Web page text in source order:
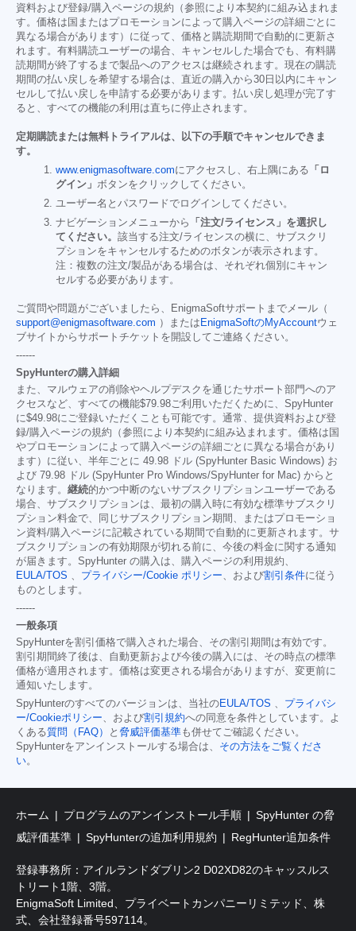
資料および登録/購入ページの規約（参照により本契約に組み込まれま
す。価格は国またはプロモーションによって購入ページの詳細ごとに
異なる場合があります）に従って、価格と購読期間で自動的に更新さ
れます。有料購読ユーザーの場合、キャンセルした場合でも、有料購
読期間が終了するまで製品へのアクセスは継続されます。現在の購読
期間の払い戻しを希望する場合は、直近の購入から30日以内にキャン
セルして払い戻しを申請する必要があります。払い戻し処理が完了す
ると、すべての機能の利用は直ちに停止されます。
定期購読または無料トライアルは、以下の手順でキャンセルできま
す。
www.enigmasoftware.comにアクセスし、右上隅にある 「ロ
グイン」 ボタンをクリックしてください。
ユーザー名とパスワードでログインしてください。
ナビゲーションメニューから
「注文/ライセンス」を選択し
てください。 該当する注文/ライセンスの横に、サブスクリ
プションをキャンセルするためのボタンが表示されます。
注：複数の注文/製品がある場合は、それぞれ個別にキャン
セルする必要があります。
ご質問や問題がございましたら、EnigmaSoftサポートまでメール（
support@enigmasoftware.com ）または EnigmaSoftのMyAccountウェ
ブサイトからサポートチケットを開設してご連絡ください。
------
SpyHunterの購入詳細
また、マルウェアの削除やヘルプデスクを通じたサポート部門へのア
クセスなど、すべての機能$79.98ご利用いただくために、SpyHunter
に$49.98にご登録いただくことも可能です。通常、提供資料および登
録/購入ページの規約（参照により本契約に組み込まれます。価格は国
やプロモーションによって購入ページの詳細ごとに異なる場合があり
ます）に従い、半年ごとに 49.98 ドル (SpyHunter Basic Windows) お
よび 79.98 ドル (SpyHunter Pro Windows/SpyHunter for Mac) からと
なります。 継続的かつ中断のないサブスクリプションユーザーである
場合、サブスクリプションは、最初の購入時に有効な標準サブスクリ
プション料金で、同じサブスクリプション期間、またはプロモーショ
ン資料/購入ページに記載されている期間で自動的に更新されます。サ
ブスクリプションの有効期限が切れる前に、今後の料金に関する通知
が届きます。SpyHunter の購入は、購入ページの利用規約、
EULA/TOS 、 プライバシー/Cookie ポリシー、および割引条件に従う
ものとします。
------
一般条項
SpyHunterを割引価格で購入された場合、その割引期間は有効です。
割引期間終了後は、自動更新および今後の購入には、その時点の標準
価格が適用されます。価格は変更される場合がありますが、変更前に
通知いたします。
SpyHunterのすべてのバージョンは、当社のEULA/TOS 、 プライバシ
ー/Cookieポリシー、および割引規約への同意を条件としています。よ
くある質問（FAQ） と 脅威評価基準も併せてご確認ください。
SpyHunterをアンインストールする場合は、 その方法をご覧くださ
い。
ホーム プログラムのアンインストール手順
SpyHunter の脅
威評価基準
SpyHunterの追加利用規約 RegHunter追加条件
登録事務所：アイルランドダブリン2 D02XD82のキャッスルス
トリート1階、3階。
EnigmaSoft Limited、プライベートカンパニーリミテッド、株
式、会社登録番号597114。